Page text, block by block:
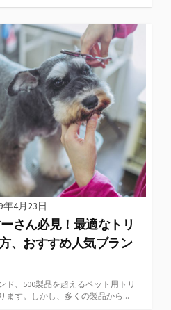
年4月23日
さん必見！最適なトリ
、おすすめ人気ブラン
ド、500製品を超えるペット用トリ
ます。しかし、多くの製品から...